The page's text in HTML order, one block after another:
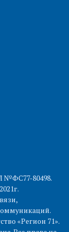
№ФС77-80498.
«Регион 71».